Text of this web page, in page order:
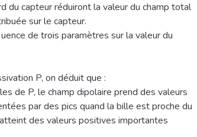
du capteur réduiront la valeur du champ total
sur le capteur.
de trois paramètres sur la valeur du
P, on déduit que :
de P, le champ dipolaire prend des valeurs
par des pics quand la bille est proche du
des valeurs positives importantes